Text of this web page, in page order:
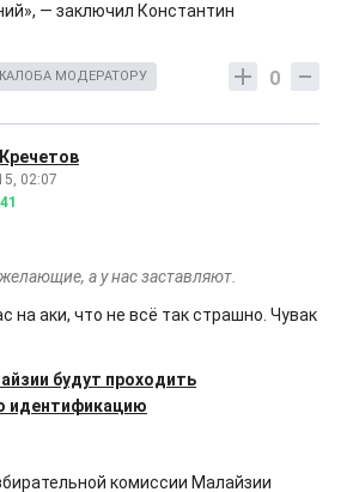
, — заключил Константин
0
МОДЕРАТОРУ
02:07
а у нас заставляют.
на аки, что не всё так страшно. Чувак
будут проходить
идентификацию
комиссии Малайзии